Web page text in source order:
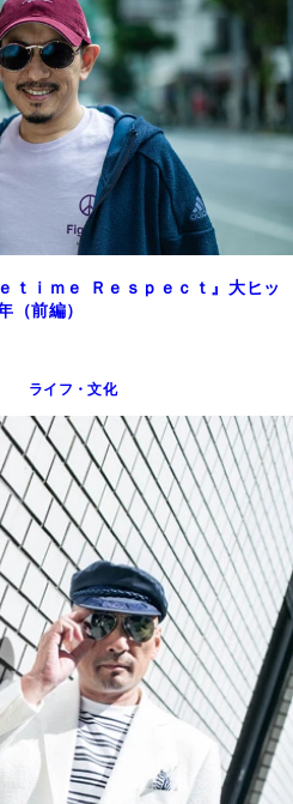
ｔｉｍｅ Ｒｅｓｐｅｃｔ』大ヒッ
（前編）
ライフ・文化